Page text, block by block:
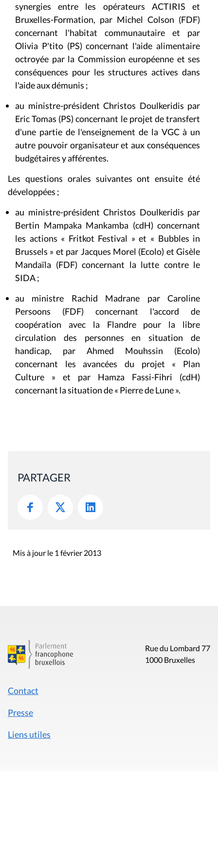
synergies entre les opérateurs ACTIRIS et
Bruxelles-Formation, par Michel Colson (FDF)
concernant l'habitat communautaire et par
Olivia P'tito (PS) concernant l'aide alimentaire
octroyée par la Commission européenne et ses
conséquences pour les structures actives dans
l'aide aux démunis ;
au ministre-président Christos Doulkeridis par
Eric Tomas (PS) concernant le projet de transfert
d'une partie de l'enseignement de la VGC à un
autre pouvoir organisateur et aux conséquences
budgétaires y afférentes.
Les questions orales suivantes ont ensuite été
développées ;
au ministre-président Christos Doulkeridis par
Bertin Mampaka Mankamba (cdH) concernant
les actions « Fritkot Festival » et « Bubbles in
Brussels » et par Jacques Morel (Ecolo) et Gisèle
Mandaïla (FDF) concernant la lutte contre le
SIDA ;
au ministre Rachid Madrane par Caroline
Persoons (FDF) concernant l'accord de
coopération avec la Flandre pour la libre
circulation des personnes en situation de
handicap, par Ahmed Mouhssin (Ecolo)
concernant les avancées du projet « Plan
Culture » et par Hamza Fassi-Fihri (cdH)
concernant la situation de « Pierre de Lune ».
PARTAGER
Mis à jour le 1 février 2013
Rue du Lombard 77
1000 Bruxelles
Contact
Presse
Liens utiles